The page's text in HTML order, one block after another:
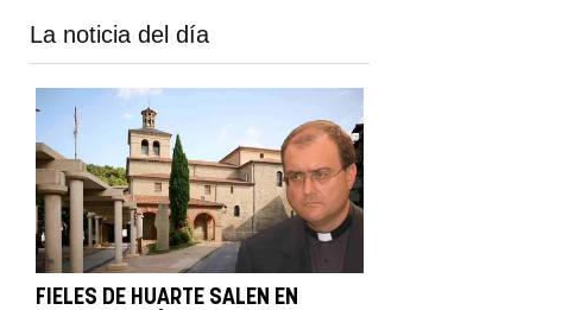
La noticia del día
FIELES DE HUARTE SALEN EN